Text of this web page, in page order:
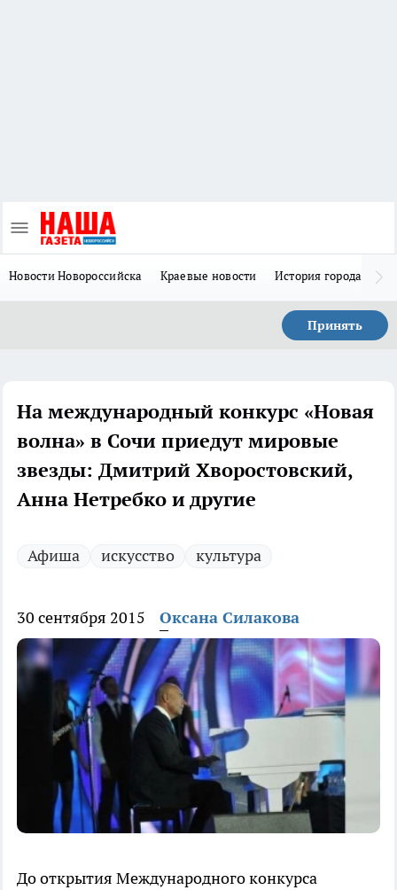
Новости Новороссийска Краевые новости История города Н
Принять
На международный конкурс «Новая
волна» в Сочи приедут мировые
звезды: Дмитрий Хворостовский,
Анна Нетребко и другие
Афиша искусство культура
30 сентября 2015 Оксана Силакова
До открытия Международного конкурса